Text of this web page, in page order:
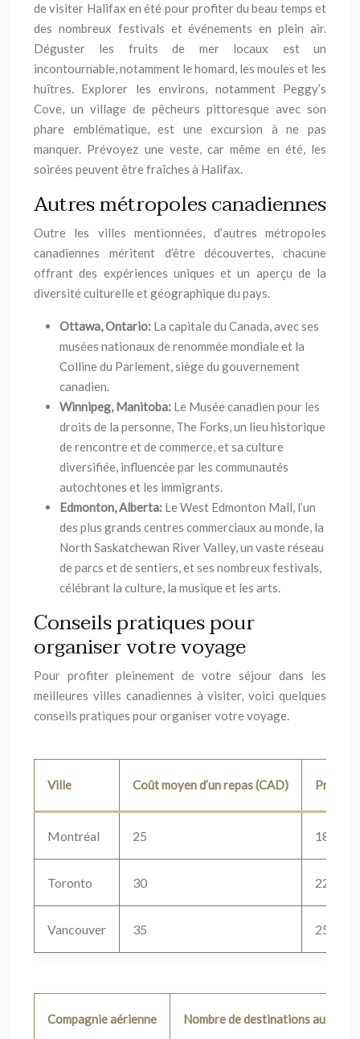
de visiter Halifax en été pour profiter du beau temps et
des nombreux festivals et événements en plein air.
Déguster les fruits de mer locaux est un
incontournable, notamment le homard, les moules et les
huîtres. Explorer les environs, notamment Peggy’s
Cove, un village de pêcheurs pittoresque avec son
phare emblématique, est une excursion à ne pas
manquer. Prévoyez une veste, car même en été, les
soirées peuvent être fraîches à Halifax.
Autres métropoles canadiennes
Outre les villes mentionnées, d’autres métropoles
canadiennes méritent d’être découvertes, chacune
offrant des expériences uniques et un aperçu de la
diversité culturelle et géographique du pays.
Ottawa, Ontario: La capitale du Canada, avec ses
musées nationaux de renommée mondiale et la
Colline du Parlement, siège du gouvernement
canadien.
Winnipeg, Manitoba: Le Musée canadien pour les
droits de la personne, The Forks, un lieu historique
de rencontre et de commerce, et sa culture
diversifiée, influencée par les communautés
autochtones et les immigrants.
Edmonton, Alberta: Le West Edmonton Mall, l’un
des plus grands centres commerciaux au monde, la
North Saskatchewan River Valley, un vaste réseau
de parcs et de sentiers, et ses nombreux festivals,
célébrant la culture, la musique et les arts.
Conseils pratiques pour
organiser votre voyage
Pour profiter pleinement de votre séjour dans les
meilleures villes canadiennes à visiter, voici quelques
conseils pratiques pour organiser votre voyage.
Ville Coût moyen d’un repas (CAD) Prix
Montréal 25 180
Toronto 30 220
Vancouver 35 250
Compagnie aérienne Nombre de destinations au